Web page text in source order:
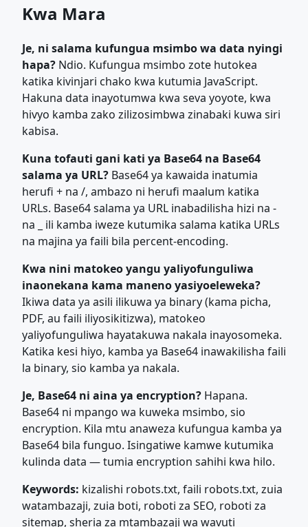
Kwa Mara
Je, ni salama kufungua msimbo wa data nyingi
hapa? Ndio. Kufungua msimbo zote hutokea
katika kivinjari chako kwa kutumia JavaScript.
Hakuna data inayotumwa kwa seva yoyote, kwa
hivyo kamba zako zilizosimbwa zinabaki kuwa siri
kabisa.
Kuna tofauti gani kati ya Base64 na Base64
salama ya URL? Base64 ya kawaida inatumia
herufi + na /, ambazo ni herufi maalum katika
URLs. Base64 salama ya URL inabadilisha hizi na -
na _ ili kamba iweze kutumika salama katika URLs
na majina ya faili bila percent-encoding.
Kwa nini matokeo yangu yaliyofunguliwa
inaonekana kama maneno yasiyoeleweka?
Ikiwa data ya asili ilikuwa ya binary (kama picha,
PDF, au faili iliyosikitizwa), matokeo
yaliyofunguliwa hayatakuwa nakala inayosomeka.
Katika kesi hiyo, kamba ya Base64 inawakilisha faili
la binary, sio kamba ya nakala.
Je, Base64 ni aina ya encryption? Hapana.
Base64 ni mpango wa kuweka msimbo, sio
encryption. Kila mtu anaweza kufungua kamba ya
Base64 bila funguo. Isingatiwe kamwe kutumika
kulinda data — tumia encryption sahihi kwa hilo.
Keywords: kizalishi robots.txt, faili robots.txt, zuia
watambazaji, zuia boti, roboti za SEO, roboti za
sitemap, sheria za mtambazaji wa wavuti